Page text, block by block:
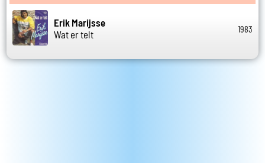
Erik Marijsse
Wat er telt
1983